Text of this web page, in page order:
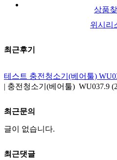
상품찾
위시리
최근후기
테스트 충전청소기(베어툴)
| 충전청소기(베어툴) WU037.9
최근문의
글이 없습니다.
최근댓글